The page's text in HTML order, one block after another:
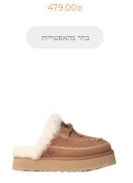
479.00₪
בחר מהאפשרויות